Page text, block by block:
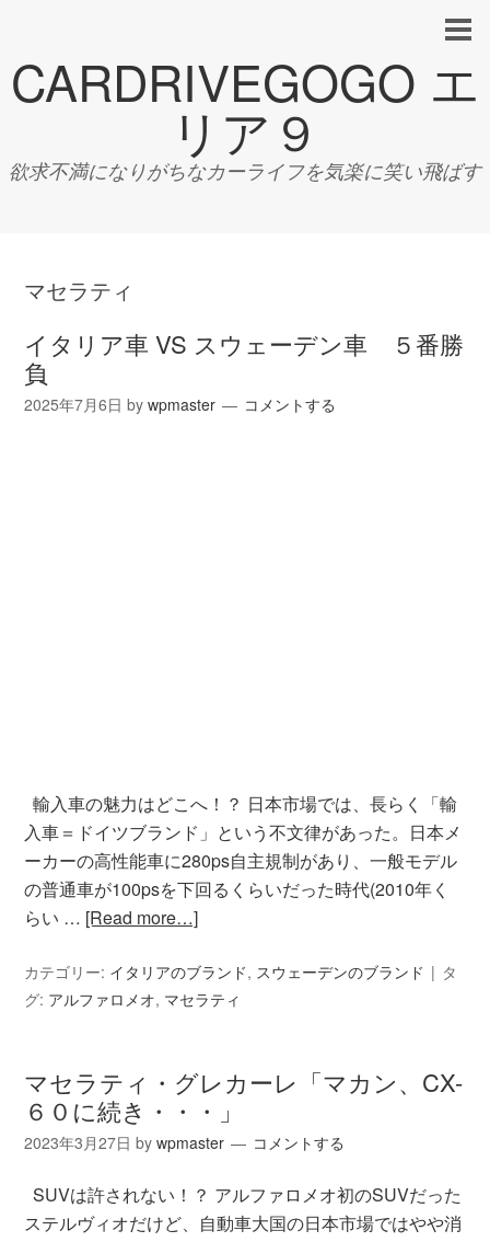
CARDRIVEGOGO エ
リア９
欲求不満になりがちなカーライフを気楽に笑い飛ばす
マセラティ
イタリア車 VS スウェーデン車 ５番勝
負
2025年7月6日 bywpmaster コメントする
輸入車の魅力はどこへ！？ 日本市場では、長らく「輸
入車＝ドイツブランド」という不文律があった。日本メ
ーカーの高性能車に280ps自主規制があり、一般モデル
の普通車が100psを下回るくらいだった時代(2010年く
らい … [Read more…]
カテゴリー: イタリアのブランド, スウェーデンのブランド
タ
グ: アルファロメオ, マセラティ
マセラティ・グレカーレ「マカン、CX-
６０に続き・・・」
2023年3月27日 bywpmaster コメントする
SUVは許されない！？ アルファロメオ初のSUVだった
ステルヴィオだけど、自動車大国の日本市場ではやや消